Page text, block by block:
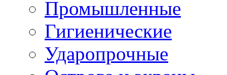
Промышленные
Гигиенические
Ударопрочные